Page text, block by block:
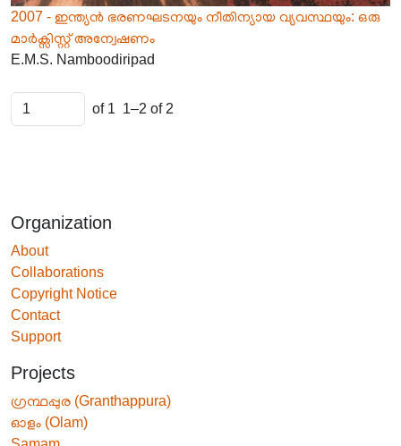
2007 - ഇന്ത്യൻ ഭരണഘടനയും നീതിന്യായ വ്യവസ്ഥയും: ഒരു
മാർക്സിസ്റ്റ് അന്വേഷണം
E.M.S. Namboodiripad
of 1 1–2 of 2
Organization
About
Collaborations
Copyright Notice
Contact
Support
Projects
ഗ്രന്ഥപ്പുര (Granthappura)
ഓളം (Olam)